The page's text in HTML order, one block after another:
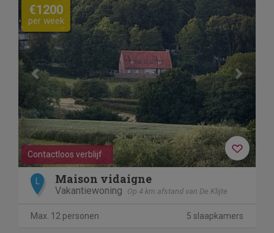
Contactloos verblijf
€1200
per week
L Maison vidaigne
Vakantiewoning Op 4 km afstand van De Klijte
Max. 12 personen 5 slaapkamers